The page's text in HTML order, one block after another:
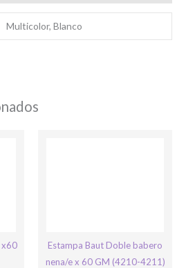
Multicolor, Blanco
x60
Estampa Baut Doble babero
nena/e x 60 GM (4210-4211)